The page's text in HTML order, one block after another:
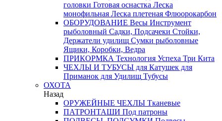
головки Готовая оснастка Леска
монофильная Леска плетеная Флюорокарбон
ОБОРУДОВАНИЕ Весы Инструмент
рыболовный Садки, Подсачеки Стойки,
Держатели удилищ Сумки рыболовные
Ящики, Коробки, Ведра
ПРИКОРМКА Технология Успеха Три Кита
ЧЕХЛЫ И ТУБУСЫ для Катушек для
Приманок для Удилищ Тубусы
ОХОТА
Назад
ОРУЖЕЙНЫЕ ЧЕХЛЫ Тканевые
ПАТРОНТАШИ Под патроны